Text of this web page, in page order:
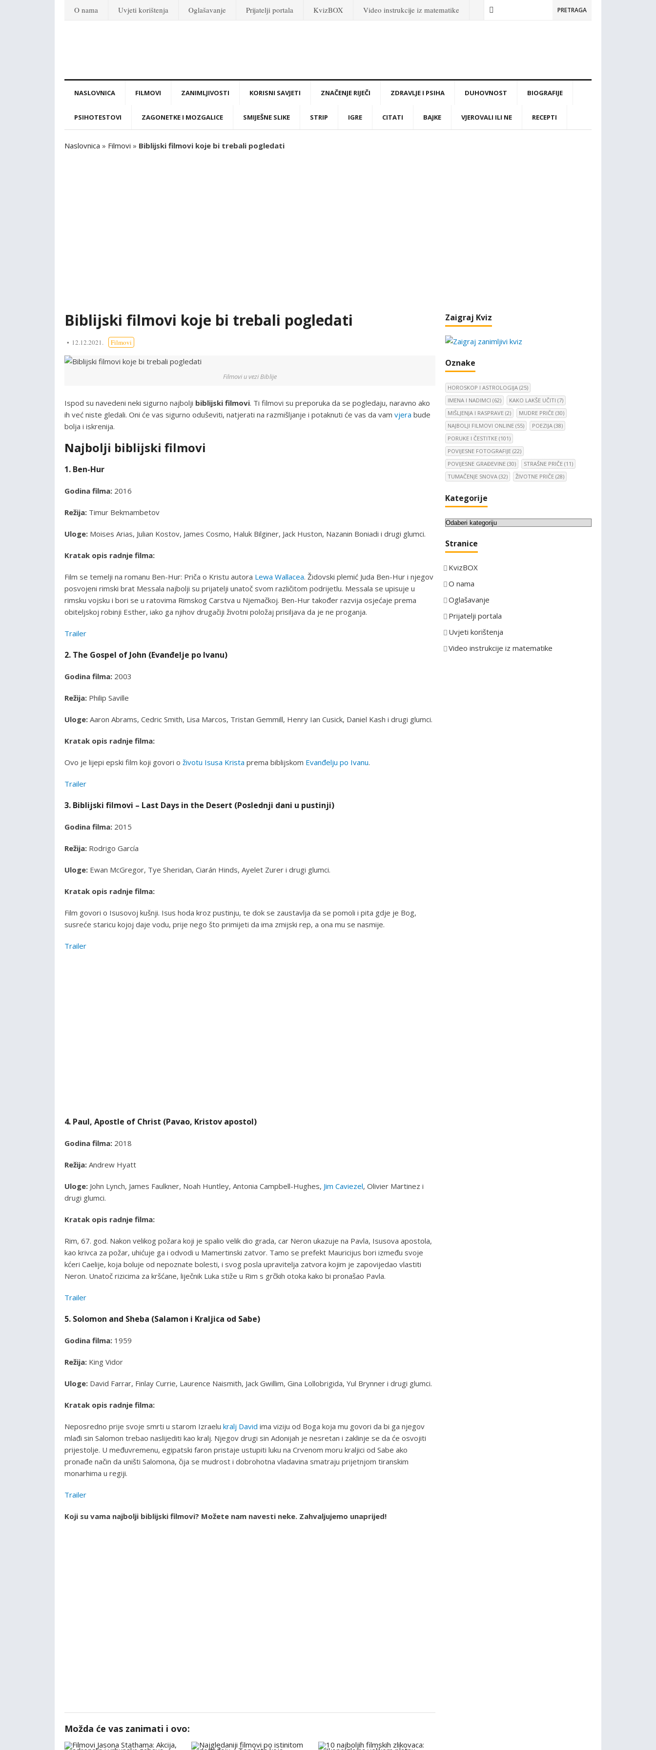
O nama Uvjeti korištenja Oglašavanje Prijatelji portala KvizBOX Video instrukcije iz matematike PRETRAGA
NASLOVNICA FILMOVI ZANIMLJIVOSTI KORISNI SAVJETI ZNAČENJE RIJEČI ZDRAVLJE I PSIHA DUHOVNOST BIOGRAFIJE
PSIHOTESTOVI ZAGONETKE I MOZGALICE SMIJEŠNE SLIKE STRIP IGRE CITATI BAJKE VJEROVALI ILI NE RECEPTI
Naslovnica » Filmovi » Biblijski filmovi koje bi trebali pogledati
Biblijski filmovi koje bi trebali pogledati
12.12.2021. Filmovi
Filmovi u vezi Biblije
Ispod su navedeni neki sigurno najbolji biblijski filmovi. Ti filmovi su preporuka da se pogledaju, naravno ako
ih već niste gledali. Oni će vas sigurno oduševiti, natjerati na razmišljanje i potaknuti će vas da vam vjera bude
bolja i iskrenija.
Najbolji biblijski filmovi
1. Ben-Hur
Godina filma: 2016
Režija: Timur Bekmambetov
Uloge: Moises Arias, Julian Kostov, James Cosmo, Haluk Bilginer, Jack Huston, Nazanin Boniadi i drugi glumci.
Kratak opis radnje filma:
Film se temelji na romanu Ben-Hur: Priča o Kristu autora Lewa Wallacea. Židovski plemić Juda Ben-Hur i njegov
posvojeni rimski brat Messala najbolji su prijatelji unatoč svom različitom podrijetlu. Messala se upisuje u
rimsku vojsku i bori se u ratovima Rimskog Carstva u Njemačkoj. Ben-Hur također razvija osjećaje prema
obiteljskoj robinji Esther, iako ga njihov drugačiji životni položaj prisiljava da je ne proganja.
Trailer
2. The Gospel of John (Evanđelje po Ivanu)
Godina filma: 2003
Režija: Philip Saville
Uloge: Aaron Abrams, Cedric Smith, Lisa Marcos, Tristan Gemmill, Henry Ian Cusick, Daniel Kash i drugi glumci.
Kratak opis radnje filma:
Ovo je lijepi epski film koji govori o životu Isusa Krista prema biblijskom Evanđelju po Ivanu.
Trailer
3. Biblijski filmovi – Last Days in the Desert (Poslednji dani u pustinji)
Godina filma: 2015
Režija: Rodrigo García
Uloge: Ewan McGregor, Tye Sheridan, Ciarán Hinds, Ayelet Zurer i drugi glumci.
Kratak opis radnje filma:
Film govori o Isusovoj kušnji. Isus hoda kroz pustinju, te dok se zaustavlja da se pomoli i pita gdje je Bog,
susreće staricu kojoj daje vodu, prije nego što primijeti da ima zmijski rep, a ona mu se nasmije.
Trailer
4. Paul, Apostle of Christ (Pavao, Kristov apostol)
Godina filma: 2018
Režija: Andrew Hyatt
Uloge: John Lynch, James Faulkner, Noah Huntley, Antonia Campbell-Hughes, Jim Caviezel, Olivier Martinez i
drugi glumci.
Kratak opis radnje filma:
Rim, 67. god. Nakon velikog požara koji je spalio velik dio grada, car Neron ukazuje na Pavla, Isusova apostola,
kao krivca za požar, uhićuje ga i odvodi u Mamertinski zatvor. Tamo se prefekt Mauricijus bori između svoje
kćeri Caelije, koja boluje od nepoznate bolesti, i svog posla upravitelja zatvora kojim je zapovijedao vlastiti
Neron. Unatoč rizicima za kršćane, liječnik Luka stiže u Rim s grčkih otoka kako bi pronašao Pavla.
Trailer
5. Solomon and Sheba (Salamon i Kraljica od Sabe)
Godina filma: 1959
Režija: King Vidor
Uloge: David Farrar, Finlay Currie, Laurence Naismith, Jack Gwillim, Gina Lollobrigida, Yul Brynner i drugi glumci.
Kratak opis radnje filma:
Neposredno prije svoje smrti u starom Izraelu kralj David ima viziju od Boga koja mu govori da bi ga njegov
mlađi sin Salomon trebao naslijediti kao kralj. Njegov drugi sin Adonijah je nesretan i zaklinje se da će osvojiti
prijestolje. U međuvremenu, egipatski faron pristaje ustupiti luku na Crvenom moru kraljici od Sabe ako
pronađe način da uništi Salomona, čija se mudrost i dobrohotna vladavina smatraju prijetnjom tiranskim
monarhima u regiji.
Trailer
Koji su vama najbolji biblijski filmovi? Možete nam navesti neke. Zahvaljujemo unaprijed!
Možda će vas zanimati i ovo:
Zaigraj Kviz
Oznake
HOROSKOP I ASTROLOGIJA (25)
IMENA I NADIMCI (62) KAKO LAKŠE UČITI (7)
MIŠLJENJA I RASPRAVE (2) MUDRE PRIČE (30)
NAJBOLJI FILMOVI ONLINE (55) POEZIJA (38)
PORUKE I ČESTITKE (101)
POVIJESNE FOTOGRAFIJE (22)
POVIJESNE GRAĐEVINE (30) STRAŠNE PRIČE (11)
TUMAČENJE SNOVA (32) ŽIVOTNE PRIČE (28)
Kategorije
K
t
g
o
i
j
e
Stranice
KvizBOX
O nama
Oglašavanje
Prijatelji portala
Uvjeti korištenja
Video instrukcije iz matematike